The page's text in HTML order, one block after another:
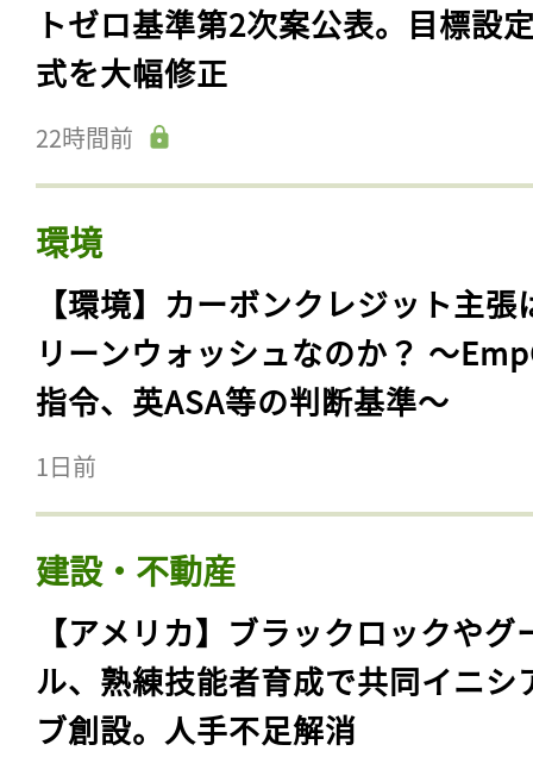
トゼロ基準第2次案公表。目標設
式を大幅修正
22時間前
環境
【環境】カーボンクレジット主張
リーンウォッシュなのか？ 〜
指令、英ASA等の判断基準〜
1日前
建設・不動産
【アメリカ】ブラックロックやグ
ル、熟練技能者育成で共同イニシ
ブ創設。人手不足解消